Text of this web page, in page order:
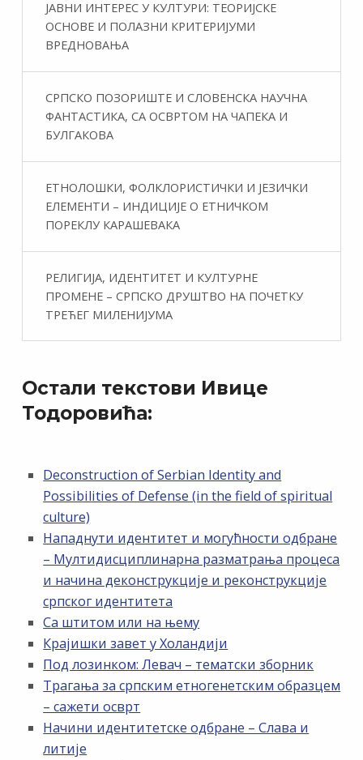
ЈАВНИ ИНТЕРЕС У КУЛТУРИ: ТЕОРИЈСКЕ
ОСНОВЕ И ПОЛАЗНИ КРИТЕРИЈУМИ
ВРЕДНОВАЊА
СРПСКО ПОЗОРИШТЕ И СЛОВЕНСКА НАУЧНА
ФАНТАСТИКA, СА ОСВРТОМ НА ЧАПЕКА И
БУЛГАКОВА
ЕТНОЛОШКИ, ФОЛКЛОРИСТИЧКИ И ЈЕЗИЧКИ
ЕЛЕМЕНТИ – ИНДИЦИЈЕ О ЕТНИЧКОМ
ПОРЕКЛУ КАРАШЕВАКА
РЕЛИГИЈА, ИДЕНТИТЕТ И КУЛТУРНЕ
ПРОМЕНЕ – СРПСКО ДРУШТВО НА ПОЧЕТКУ
ТРЕЋЕГ МИЛЕНИЈУМА
Остали текстови Ивице
Тодоровића:
Deconstruction of Serbian Identity and
Possibilities of Defense (in the field of spiritual
culture)
Нападнути идентитет и могућности одбране
– Мултидисциплинарна разматрања процеса
и начина деконструкције и реконструкције
српског идентитета
Са штитом или на њему
Крајишки завет у Холандији
Под лозинком: Левач – тематски зборник
Трагања за српским етногенетским образцем
– сажети осврт
Начини идентитетске одбране – Слава и
литије